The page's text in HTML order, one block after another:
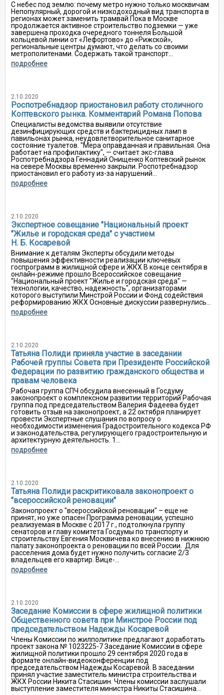
С небес под землю: почему метро нужно только москвичам
Непопулярный, дорогой и низкодоходный вид транспорта в
регионах может заменить трамвай Пока в Москве
продолжается активное строительство подземки — уже
завершена проходка очередного тоннеля Большой
кольцевой линии от «Лефортово» до «Рижской»,
региональные центры думают, что делать со своими
метрополитенами. Содержать такой транспорт...
подробнее
2.10.2020
Роспотребнадзор приостановил работу столичного
Коптевского рынка. Комментарий Романа Попова
Специалисты ведомства выявили отсутствие
дезинфицирующих средств и бактерицидных ламп в
павильонах рынка, неудовлетворительное санитарное
состояние туалетов. "Мера оправданная и правильная. Она
работает на профилактику", — считает экс-глава
Роспотребнадзора Геннадий Онищенко Коптевский рынок
на севере Москвы временно закрыли. Роспотребнадзор
приостановил его работу из-за нарушений...
подробнее
2.10.2020
Экспертное совещание "Национальный проект
"Жилье и городская среда" с участием
Н. Б. Косаревой
Внимание к деталям Эксперты обсудили методы
повышения эффективности реализации ключевых
госпрограмм в жилищной сфере и ЖКХ В конце сентября в
онлайн-режиме прошло Всероссийское совещание
"Национальный проект "Жилье и городская среда" —
технологии, качество, надежность", организаторами
которого выступили Минстрой России и Фонд содействия
реформированию ЖКХ Основные дискуссии развернулись...
подробнее
2.10.2020
Татьяна Полиди приняла участие в заседании
Рабочей группы Совета при Президенте Российской
Федерации по развитию гражданского общества и
правам человека
Рабочая группа СПЧ обсудила внесенный в Госдуму
законопроект о комплексном развитии территорий Рабочая
группа под председательством Валерия Фадеева будет
готовить отзыв на законопроект, а 22 октября планирует
провести Экспертные слушания по вопросу о
необходимости изменения Градостроительного кодекса РФ
и законодательства, регулирующего градостроительную и
архитектурную деятельность. 1...
подробнее
2.10.2020
Татьяна Полиди раскритиковала законопроект о
"всероссийской реновации"
Законопроект о "всероссийской реновации" – еще не
принят, но уже опасен Программа реновации, успешно
реализуемая в Москве с 2017 г., подтолкнула группу
сенаторов и главу комитета Госдумы по транспорту и
строительству Евгения Москвичева ко внесению в нижнюю
палату законопроекта о реновации по всей России. Для
расселения дома будет нужно получить согласие 2/3
владельцев его квартир. Вице-...
подробнее
2.10.2020
Заседание Комиссии в сфере жилищной политики
Общественного совета при Минстрое России под
председательством Надежды Косаревой
Члены Комиссии по жилполитике предлагают доработать
проект закона № 1023225-7 Заседание Комиссии в сфере
жилищной политики прошло 29 сентября 2020 года в
формате онлайн-видеоконференции под
председательством Надежды Косаревой. В заседании
принял участие заместитель министра строительства и
ЖКХ России Никита Стасишин. Члены комиссии заслушали
выступление заместителя министра Никиты Стасишина...